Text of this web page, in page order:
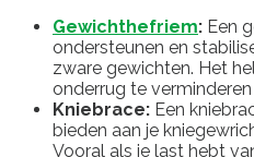
Gewichthefriem: Een
ondersteunen en
zware gewichten. Het
onderrug te
Kniebrace: Een
bieden aan je
Vooral als je last hebt